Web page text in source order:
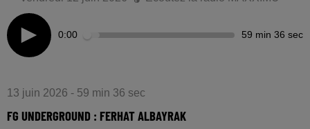
0:00 59 min 36 sec
13 juin 2026 - 59 min 36 sec
FG UNDERGROUND : FERHAT ALBAYRAK